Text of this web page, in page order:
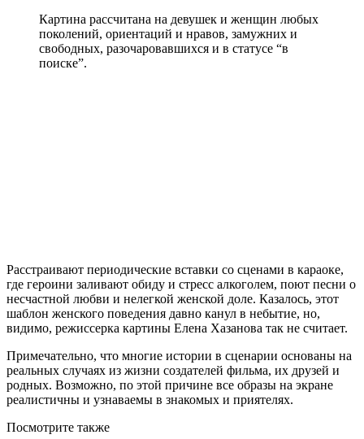
Картина рассчитана на девушек и женщин любых
поколений, ориентаций и нравов, замужних и
свободных, разочаровавшихся и в статусе “в
поиске”.
Расстраивают периодические вставки со сценами в караоке,
где героини заливают обиду и стресс алкоголем, поют песни о
несчастной любви и нелегкой женской доле. Казалось, этот
шаблон женского поведения давно канул в небытие, но,
видимо, режиссерка картины Елена Хазанова так не считает.
Примечательно, что многие истории в сценарии основаны на
реальных случаях из жизни создателей фильма, их друзей и
родных. Возможно, по этой причине все образы на экране
реалистичны и узнаваемы в знакомых и приятелях.
Посмотрите также